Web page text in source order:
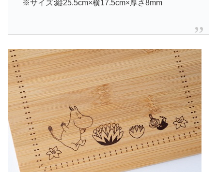
※サイズ:縦25.5cm×横17.5cm×厚さ8mm